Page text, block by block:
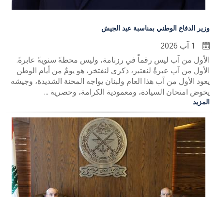
وزير الدفاع الوطني بمناسبة عيد الجيش
الأول من آب ليس رقماً في رزنامة، وليس محطةً سنويةً عابرةً.
الأول من آب عبرةٌ لنعتبر، ذكرى لنفتخر، هو يومٌ من أيام الوطن
يعود الأول من آب هذا العام ولبنان يواجه المحنة الشديدة، وجيشه
يخوض امتحان السيادة، ومعمودية الكرامة، وحصرية ...
المزيد